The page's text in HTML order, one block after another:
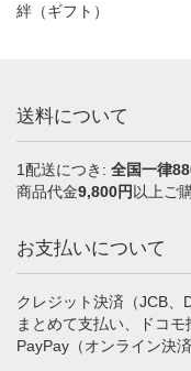
絆（ギフト）
送料について
1配送につき: 全国一律
商品代金9,800円 以上ご
お支払いについて
クレジット決済（JCB、
まとめて支払い、ドコモ
PayPay（オンライン決済